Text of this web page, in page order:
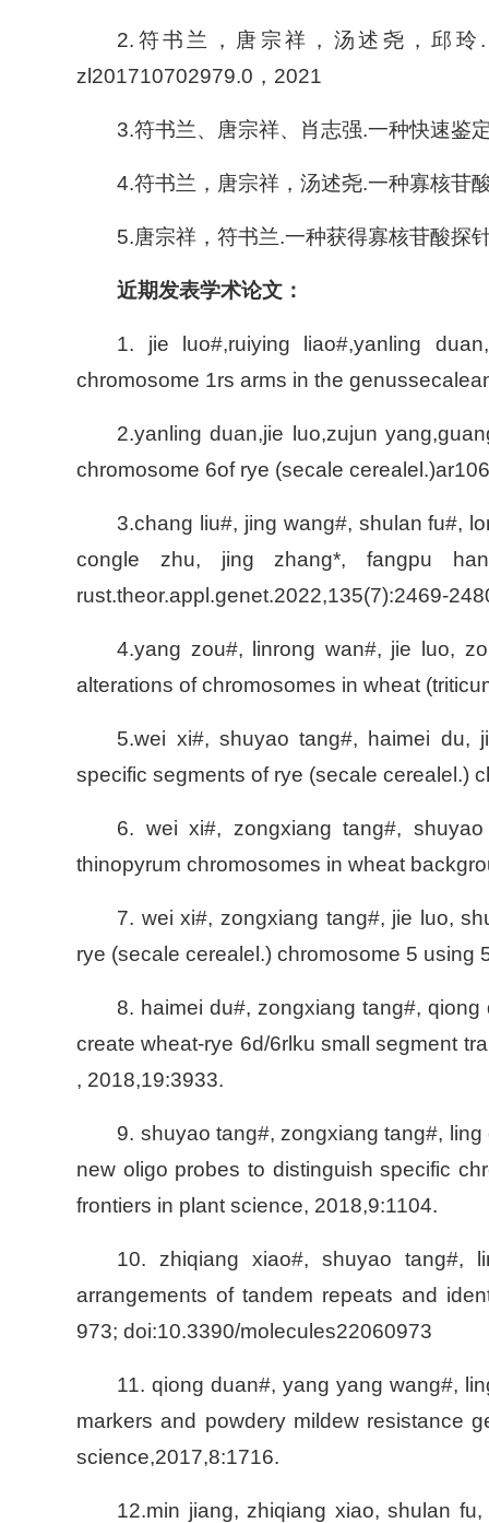
2.符书兰，唐宗祥，汤述尧，邱
zl201710702979.0，2021
3.符书兰、唐宗祥、肖志强.一种快速鉴
4.符书兰，唐宗祥，汤述尧.一种寡核苷
5.唐宗祥，符书兰.一种获得寡核苷酸探
近期发表学术论文：
1. jie luo#,ruiying liao#,yanling
chromosome 1rs arms in the genussecale
2.yanling duan,jie luo,zujun
chromosome 6of rye (secale cereale
3.chang liu#, jing wang#, shulan fu#,
congle zhu, jing zhang*, fangpu
rust.theor.appl.genet.2022,135(7):2469-
4.yang zou#, linrong wan#, jie luo,
alterations of chromosomes in wheat (
5.wei xi#, shuyao tang#, haimei du,
specific segments of rye (secale cereale l.)
6. wei xi#, zongxiang tang#,
thinopyrum chromosomes in wheat
7. wei xi#, zongxiang tang#, jie luo,
rye (secale cereale l.) chromosome 5 using
8. haimei du#, zongxiang tang#,
create wheat-rye 6d/6rlku small segment
, 2018,19:3933.
9. shuyao tang#, zongxiang tang#,
new oligo probes to distinguish specific
frontiers in plant science, 2018,9:1104.
10. zhiqiang xiao#, shuyao tang#,
arrangements of tandem repeats and
973; doi:10.3390/molecules22060973
11. qiong duan#, yang yang wang#,
markers and powdery mildew resistance
science,2017,8:1716.
12.min jiang, zhiqiang xiao, shulan